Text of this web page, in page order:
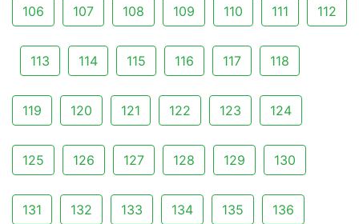
106 107 108 109 110 111 112
113 114 115 116 117 118
119 120 121 122 123 124
125 126 127 128 129 130
131 132 133 134 135 136